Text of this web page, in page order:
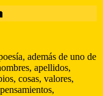
además de uno de
apellidos,
cosas, valores,